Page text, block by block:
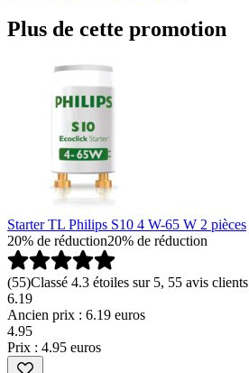
Plus de cette promotion
Starter TL Philips S10 4 W-65 W 2 pièces
20% de réduction20% de réduction
(55)Classé 4.3 étoiles sur 5, 55 avis clients
6.19
Ancien prix : 6.19 euros
4.95
Prix : 4.95 euros